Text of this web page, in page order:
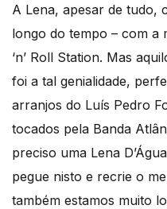
A Lena, apesar de tudo,
longo do tempo – com a
‘n’ Roll Station. Mas
foi a tal genialidade,
arranjos do Luís Pedro
tocados pela Banda
preciso uma Lena
pegue nisto e recrie o
também estamos muito